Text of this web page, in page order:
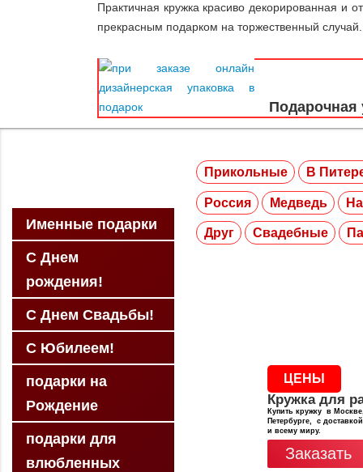
Практичная кружка красиво декорированная и
прекрасным подарком на торжественный случай.
Подарочная
Именные подарки
С Днем
рождения!
С Днем Свадьбы!
С Юбилеем!
подарки на
Рождение
подарки для
влюбленных
Прикольные В
Россия Медведь
Друг Свадебные
ЦЕНЫ
Кружка для
Купить кружку в
Петербурге, с
и всему миру.
Заказать